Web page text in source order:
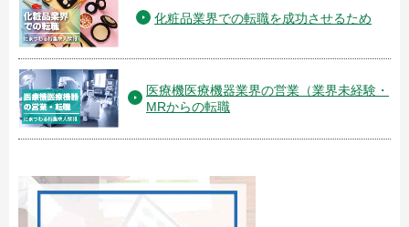
化粧品業界での転職を成功させるため
医療機医療機器業界の営業（業界未経験・
MRからの転職